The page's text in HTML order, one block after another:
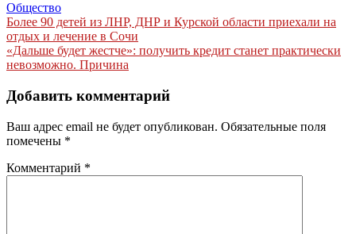
Общество
Навигация
по
записям
Более 90 детей из ЛНР, ДНР и Курской области приехали на
отдых и лечение в Сочи
«Дальше будет жестче»: получить кредит станет практически
невозможно. Причина
Добавить комментарий
Ваш адрес email не будет опубликован. Обязательные поля
помечены *
Комментарий *